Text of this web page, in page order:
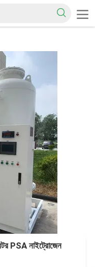
PSA নাইট্রোজেন